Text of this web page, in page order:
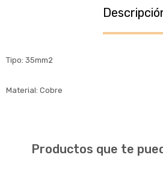
Tipo: 35mm2
Material: Cobre
Productos que te